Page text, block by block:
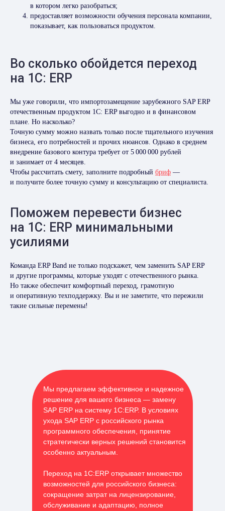
в котором легко разобраться;
предоставляет возможности обучения персонала компании,
показывает, как пользоваться продуктом.
Во сколько обойдется переход
на 1C: ERP
Мы уже говорили, что импортозамещение зарубежного SAP ERP
отечественным продуктом 1C: ERP выгодно и в финансовом
плане. Но насколько?
Точную сумму можно назвать только после тщательного изучения
бизнеса, его потребностей и прочих нюансов. Однако в среднем
внедрение базового контура требует от 5 000 000 рублей
и занимает от 4 месяцев.
Чтобы рассчитать смету, заполните подробный бриф —
и получите более точную сумму и консультацию от специалиста.
Поможем перевести бизнес
на 1С: ERP минимальными
усилиями
Команда ERP Band не только подскажет, чем заменить SAP ERP
и другие программы, которые уходят с отечественного рынка.
Но также обеспечит комфортный переход, грамотную
и оперативную техподдержку. Вы и не заметите, что пережили
такие сильные перемены!
Мы предлагаем эффективное и надежное
решение для вашего бизнеса — замену
SAP ERP на систему 1С:ERP. В условиях
ухода SAP ERP с российского рынка
программного обеспечения, принятие
стратегически верных решений становится
особенно актуальным.
Переход на 1С:ERP открывает множество
возможностей для российского бизнеса:
сокращение затрат на лицензирование,
обслуживание и адаптацию, полное